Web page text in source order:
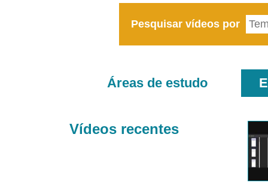
Pesquisar vídeos por
Áreas de estudo
Vídeos recentes